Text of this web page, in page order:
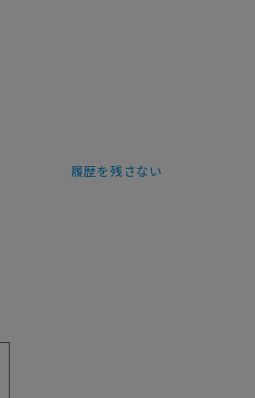
履歴を残さない